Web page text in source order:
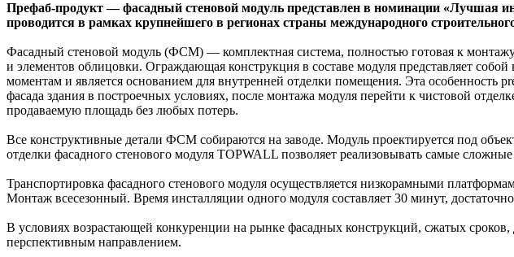
Префаб-продукт — фасадный стеновой модуль представлен в номинации «Лучшая
проводится в рамках крупнейшего в регионах страны международного
Фасадный стеновой модуль (ФСМ) — комплектная система, полностью готовая к
и элементов облицовки. Ограждающая конструкция в составе модуля представляет
моментам и является основанием для внутренней отделки помещения. Эта особенность
фасада здания в построечных условиях, после монтажа модуля перейти к чистовой
продаваемую площадь без любых потерь.
Все конструктивные детали ФСМ собираются на заводе. Модуль проектируется под
отделки фасадного стенового модуля TOPWALL позволяет реализовывать самые
Транспортировка фасадного стенового модуля осуществляется низкорамными
Монтаж всесезонный. Время инсталляции одного модуля составляет 30 минут,
В условиях возрастающей конкуренции на рынке фасадных конструкций, сжатых
перспективным направлением.